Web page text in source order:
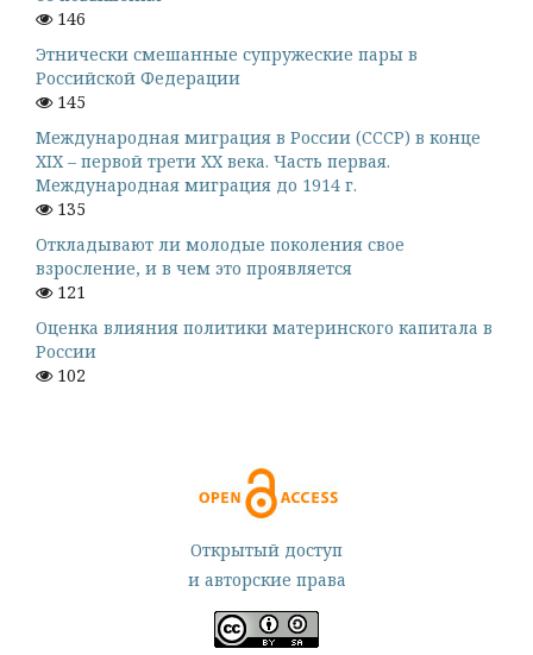
146
Этнически смешанные супружеские пары в
Российской Федерации
145
Международная миграция в России (СССР) в конце
XIX – первой трети XX века. Часть первая.
Международная миграция до 1914 г.
135
Откладывают ли молодые поколения свое
взросление, и в чем это проявляется
121
Оценка влияния политики материнского капитала в
России
102
Открытый доступ
и авторские права